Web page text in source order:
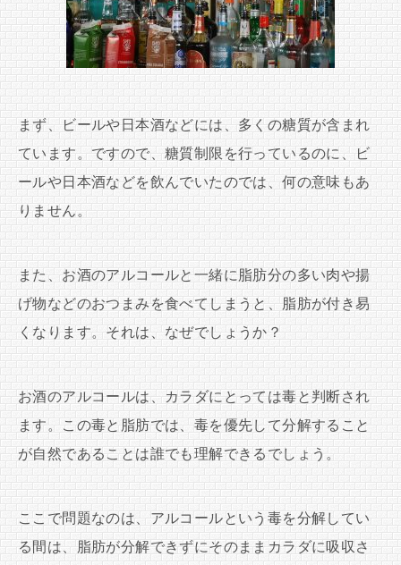
まず、ビールや日本酒などには、多くの糖質が含まれ
ています。ですので、糖質制限を行っているのに、ビ
ールや日本酒などを飲んでいたのでは、何の意味もあ
りません。
また、お酒のアルコールと一緒に脂肪分の多い肉や揚
げ物などのおつまみを食べてしまうと、脂肪が付き易
くなります。それは、なぜでしょうか？
お酒のアルコールは、カラダにとっては毒と判断され
ます。この毒と脂肪では、毒を優先して分解すること
が自然であることは誰でも理解できるでしょう。
ここで問題なのは、アルコールという毒を分解してい
る間は、脂肪が分解できずにそのままカラダに吸収さ